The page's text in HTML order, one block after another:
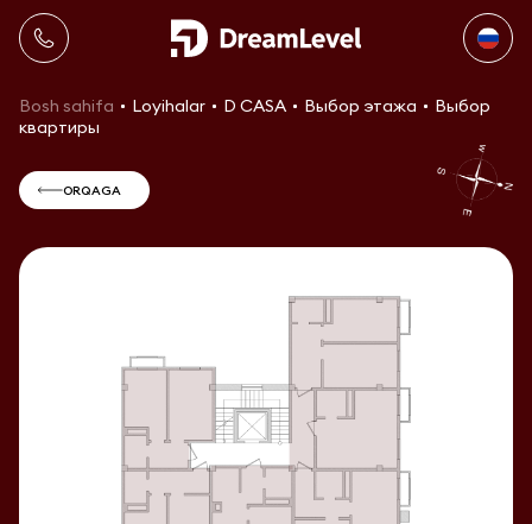
Bosh sahifa Loyihalar D CASA Выбор этажа
Выбор
квартиры
ORQAGA